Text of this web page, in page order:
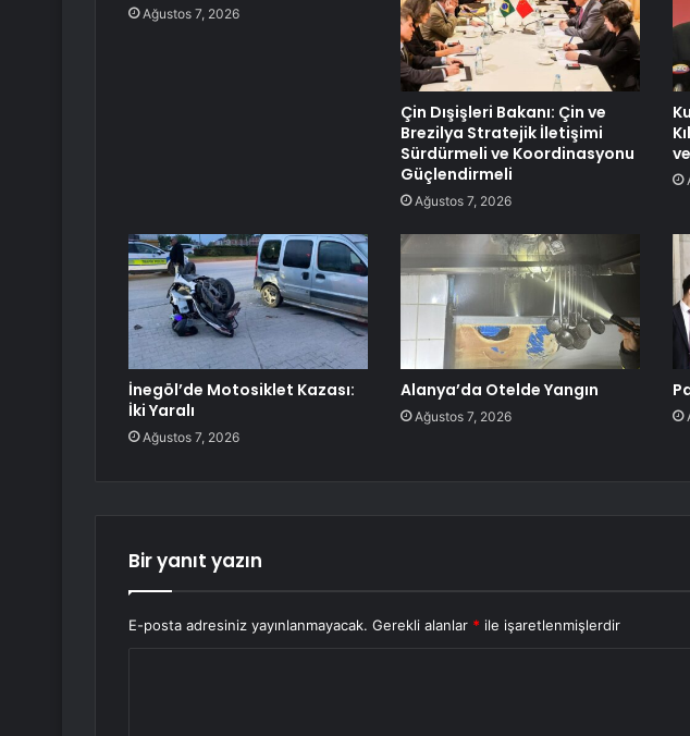
Ağustos 7, 2026
Çin Dışişleri Bakanı: Çin ve
Brezilya Stratejik İletişimi
Sürdürmeli ve Koordinasyonu
Güçlendirmeli
Ağustos 7, 2026
İnegöl’de Motosiklet Kazası:
İki Yaralı
Ağustos 7, 2026
Alanya’da Otelde Yangın
Ağustos 7, 2026
Bir yanıt yazın
E-posta adresiniz yayınlanmayacak. Gerekli alanlar * ile işaretlenmişlerdir